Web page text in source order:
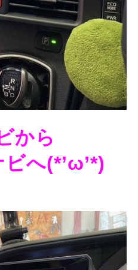
から
へ(*’ω’*)